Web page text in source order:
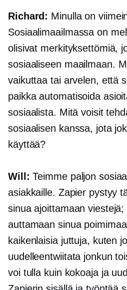
Richard: Minulla on
Sosiaalimaailmassa on
olisivat merkityksettömiä,
sosiaaliseen maailmaan.
vaikuttaa tai arvelen, että
paikka automatisoida
sosiaalista. Mitä voisit
sosiaalisen kanssa, jota
käyttää?
Will: Teimme paljon
asiakkaille. Zapier pystyy
sinua ajoittamaan
auttamaan sinua
kaikenlaisia ​​juttuja, kuten
uudelleentwiitata jonkun
voi tulla kuin kokoaja ja